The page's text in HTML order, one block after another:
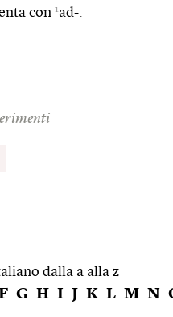
con 1ad-.
dalla a alla z
G H I J K L M N